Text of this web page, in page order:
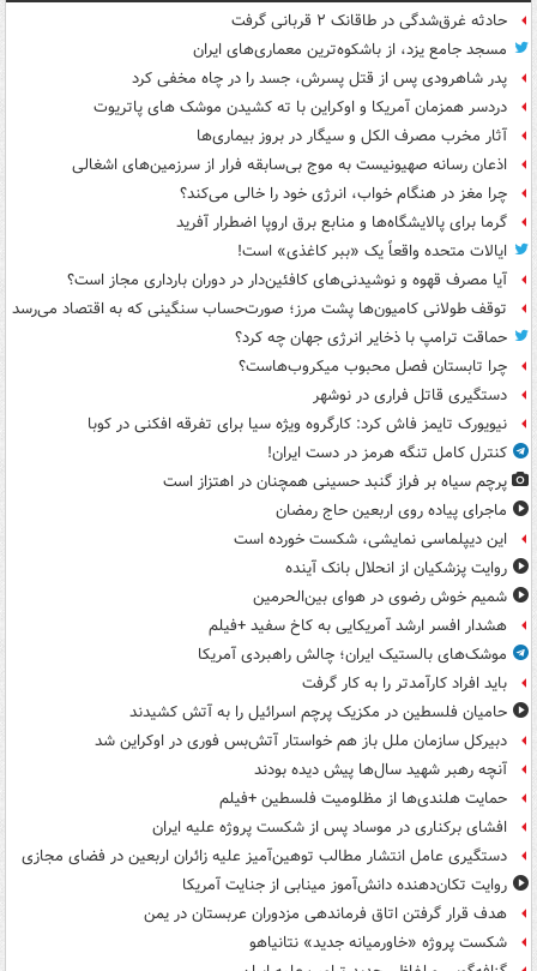
حادثه غرق‌شدگی در طاقانک ۲ قربانی گرفت
مسجد جامع یزد، از باشکوه‌ترین معماری‌های ایران
پدر شاهرودی پس از قتل پسرش، جسد را در چاه مخفی کرد
دردسر همزمان آمریکا و اوکراین با ته کشیدن موشک های پاتریوت
آثار مخرب مصرف الکل و سیگار در بروز بیماری‌ها
اذعان رسانه صهیونیست به موج بی‌سابقه فرار از سرزمین‌های اشغالی
چرا مغز در هنگام خواب، انرژی خود را خالی می‌کند؟
گرما برای پالایشگاه‌ها و منابع برق اروپا اضطرار آفرید
ایالات متحده واقعاً یک «ببر کاغذی» است!
آیا مصرف قهوه و نوشیدنی‌های کافئین‌دار در دوران بارداری مجاز است؟
توقف طولانی کامیون‌ها پشت مرز؛ صورت‌حساب سنگینی که به اقتصاد می‌رسد
حماقت ترامپ با ذخایر انرژی جهان چه کرد؟
چرا تابستان فصل محبوب میکروب‌هاست؟
دستگیری قاتل فراری در نوشهر
نیویورک تایمز فاش کرد: کارگروه ویژه سیا برای تفرقه افکنی در کوبا
کنترل کامل تنگه هرمز در دست ایران!
پرچم سیاه بر فراز گنبد حسینی همچنان در اهتزاز است
ماجرای پیاده روی اربعین حاج رمضان
این دیپلماسی نمایشی، شکست خورده است
روایت پزشکیان از انحلال بانک آینده
شمیم خوش رضوی در هوای بین‌الحرمین
هشدار افسر ارشد آمریکایی به کاخ سفید +فیلم
موشک‌های بالستیک ایران؛ چالش راهبردی آمریکا
باید افراد کارآمدتر را به کار گرفت
حامیان فلسطین در مکزیک پرچم اسرائیل را به آتش کشیدند
دبیرکل سازمان ملل باز هم خواستار آتش‌بس فوری در اوکراین شد
آنچه رهبر شهید سال‌ها پیش دیده بودند
حمایت هلندی‌ها از مظلومیت فلسطین +فیلم
افشای برکناری در موساد پس از شکست پروژه علیه ایران
دستگیری عامل انتشار مطالب توهین‌آمیز علیه زائران اربعین در فضای مجازی
روایت تکان‌دهنده دانش‌آموز مینابی از جنایت آمریکا
هدف قرار گرفتن اتاق‌ فرماندهی مزدوران عربستان در یمن
شکست پروژه «خاورمیانه جدید» نتانیاهو